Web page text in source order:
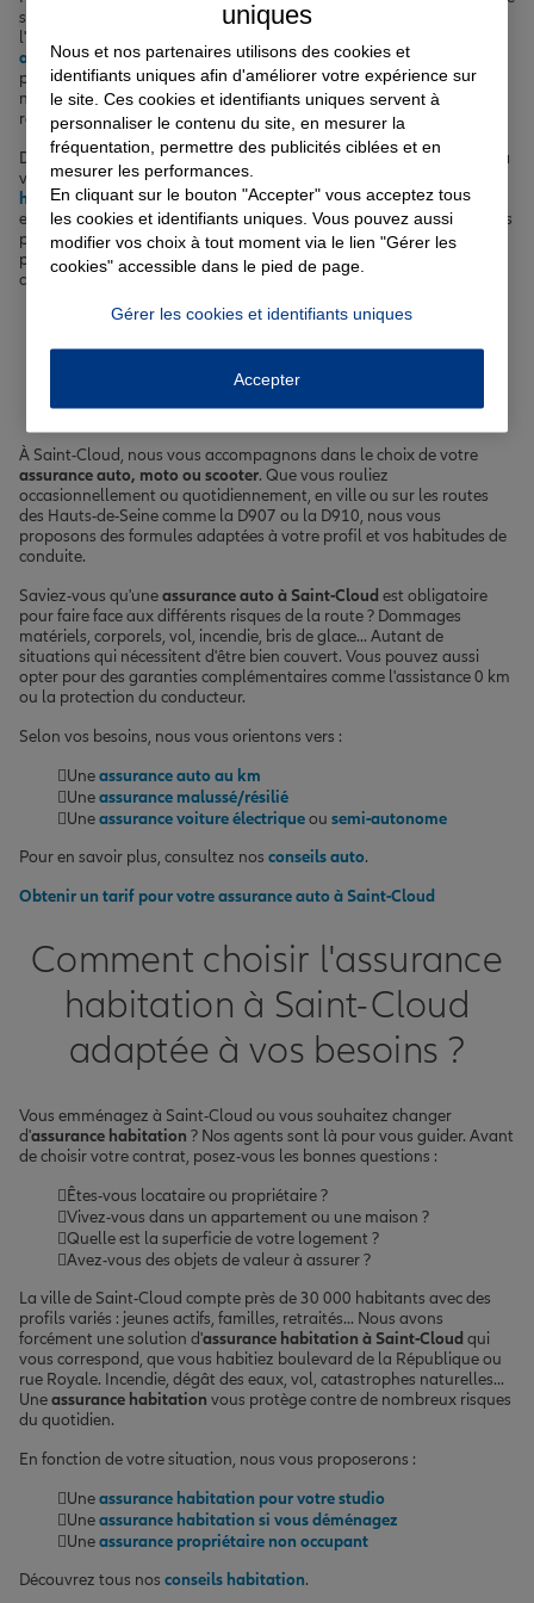
soin de vous et de votre famille, des assurances vie pour préparer
l'avenir, des assurances scolaires pour protéger vos enfants et des
assurances emprunteurpour sécuriser votre prêt immobilier. Avec
près de 30 000 habitants, Saint-Cloud est une ville dynamique où
nous accompagnons des profils variés : jeunes actifs, familles,
retraités...
Découvrez nos différentes offres : uneassurance autoqui s'adapte à
votre budget et vos habitudes de conduite, une
habitationpour votre appartement ou votre maison, et bien plus
encore. Nos agents sont à votre disposition pour vous guider et vous
proposer les meilleures garanties au meilleur prix. N'hésitez pas à
prendre rendez-vous dans notre agence de Saint-Cloud pour un
conseil personnalisé.
Votre assurance auto, moto
ou scooter à Saint-Cloud
À Saint-Cloud, nous vous accompagnons dans le choix de votre
assurance auto, moto ou scooter. Que vous rouliez
occasionnellement ou quotidiennement, en ville ou sur les routes
des Hauts-de-Seine comme la D907 ou la D910, nous vous
proposons des formules adaptées à votre profil et vos habitudes de
conduite.
Saviez-vous qu'uneassurance auto à Saint-Cloud est obligatoire
pour faire face aux différents risques de la route ? Dommages
matériels, corporels, vol, incendie, bris de glace... Autant de
situations qui nécessitent d'être bien couvert. Vous pouvez aussi
opter pour des garanties complémentaires comme l'assistance 0 km
ou la protection du conducteur.
Selon vos besoins, nous vous orientons vers :
Uneassurance auto au km
Uneassurance malussé/résilié
Uneassurance voiture électriqueou semi-autonome
Pour en savoir plus, consultez nos conseils auto.
Obtenir un tarif pour votre assurance auto à Saint-Cloud
Comment choisir l'assurance
habitation à Saint-Cloud
adaptée à vos besoins ?
Vous emménagez à Saint-Cloud ou vous souhaitez changer
d'assurance habitation ? Nos agents sont là pour vous guider. Avant
de choisir votre contrat, posez-vous les bonnes questions :
Êtes-vous locataire ou propriétaire ?
Vivez-vous dans un appartement ou une maison ?
Quelle est la superficie de votre logement ?
Avez-vous des objets de valeur à assurer ?
La ville de Saint-Cloud compte près de 30 000 habitants avec des
profils variés : jeunes actifs, familles, retraités... Nous avons
forcément une solution d'assurance habitation à Saint-Cloud qui
vous correspond, que vous habitiez boulevard de la République ou
rue Royale. Incendie, dégât des eaux, vol, catastrophes naturelles...
Uneassurance habitation vous protège contre de nombreux risques
du quotidien.
En fonction de votre situation, nous vous proposerons :
Uneassurance habitation pour votre studio
Uneassurance habitation si vous déménagez
Uneassurance propriétaire non occupant
Découvrez tous nos conseils habitation.
uniques
Nous et nos partenaires utilisons des cookies et
identifiants uniques afin d'améliorer votre expérience sur
le site. Ces cookies et identifiants uniques servent à
personnaliser le contenu du site, en mesurer la
fréquentation, permettre des publicités ciblées et en
mesurer les performances.
En cliquant sur le bouton "Accepter" vous acceptez tous
les cookies et identifiants uniques. Vous pouvez aussi
modifier vos choix à tout moment via le lien "Gérer les
cookies" accessible dans le pied de page.
Gérer les cookies et identifiants uniques
Accepter